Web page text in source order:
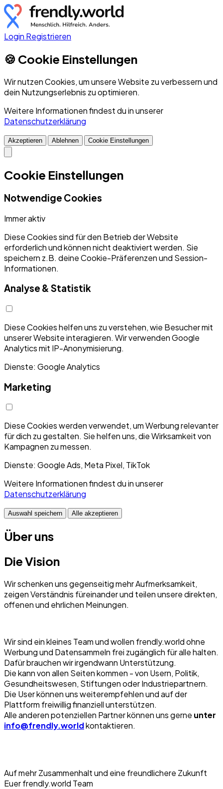
Login Registrieren
🍪 Cookie Einstellungen
Wir nutzen Cookies, um unsere Website zu verbessern und
dein Nutzungserlebnis zu optimieren.
Weitere Informationen findest du in unserer
Datenschutzerklärung
Akzeptieren Ablehnen Cookie Einstellungen
Cookie Einstellungen
Notwendige Cookies
Immer aktiv
Diese Cookies sind für den Betrieb der Website
erforderlich und können nicht deaktiviert werden. Sie
speichern z.B. deine Cookie-Präferenzen und Session-
Informationen.
Analyse & Statistik
Diese Cookies helfen uns zu verstehen, wie Besucher mit
unserer Website interagieren. Wir verwenden Google
Analytics mit IP-Anonymisierung.
Dienste: Google Analytics
Marketing
Diese Cookies werden verwendet, um Werbung relevanter
für dich zu gestalten. Sie helfen uns, die Wirksamkeit von
Kampagnen zu messen.
Dienste: Google Ads, Meta Pixel, TikTok
Weitere Informationen findest du in unserer
Datenschutzerklärung
Auswahl speichern Alle akzeptieren
Über uns
Die Vision
Wir schenken uns gegenseitig mehr Aufmerksamkeit,
zeigen Verständnis füreinander und teilen unsere direkten,
offenen und ehrlichen Meinungen.
Wir sind ein kleines Team und wollen frendly.world ohne
Werbung und Datensammeln frei zugänglich für alle halten.
Dafür brauchen wir irgendwann Unterstützung.
Die kann von allen Seiten kommen - von Usern, Politik,
Gesundheitswesen, Stiftungen oder Industriepartnern.
Die User können uns weiterempfehlen und auf der
Plattform freiwillig finanziell unterstützen.
Alle anderen potenziellen Partner können uns gerne unter
info@frendly.worldkontaktieren.
Auf mehr Zusammenhalt und eine freundlichere Zukunft
Euer frendly.world Team